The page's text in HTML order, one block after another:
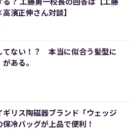
濱正伸さん対談】
てない！？ 本当に似合う髪型に
ある。
ギリス陶磁器ブランド「ウェッジ
保冷バッグが上品で便利！